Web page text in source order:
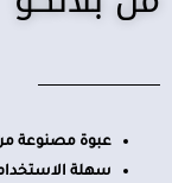
عبوة مصنوعة من
سهلة